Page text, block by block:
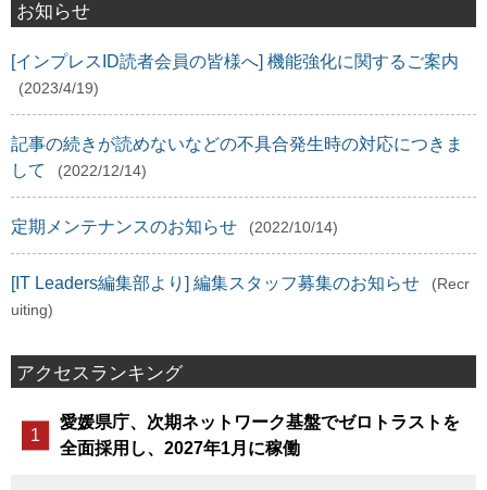
お知らせ
[インプレスID読者会員の皆様へ] 機能強化に関するご案内
(2023/4/19)
記事の続きが読めないなどの不具合発生時の対応につきま
して
(2022/12/14)
定期メンテナンスのお知らせ (2022/10/14)
[IT Leaders編集部より] 編集スタッフ募集のお知らせ
(Recr
uiting)
アクセスランキング
愛媛県庁、次期ネットワーク基盤でゼロトラストを
全面採用し、2027年1月に稼働